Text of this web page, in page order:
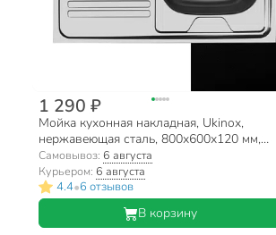
1 290 ₽
Мойка кухонная накладная, Ukinox,
нержавеющая сталь, 800х600х120 мм,
ECO800.600 R
Самовывоз: 6 августа
Курьером: 6 августа
4.4•6 отзывов
В корзину